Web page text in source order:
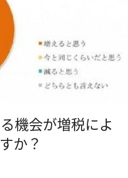
機会が増税によ
か？